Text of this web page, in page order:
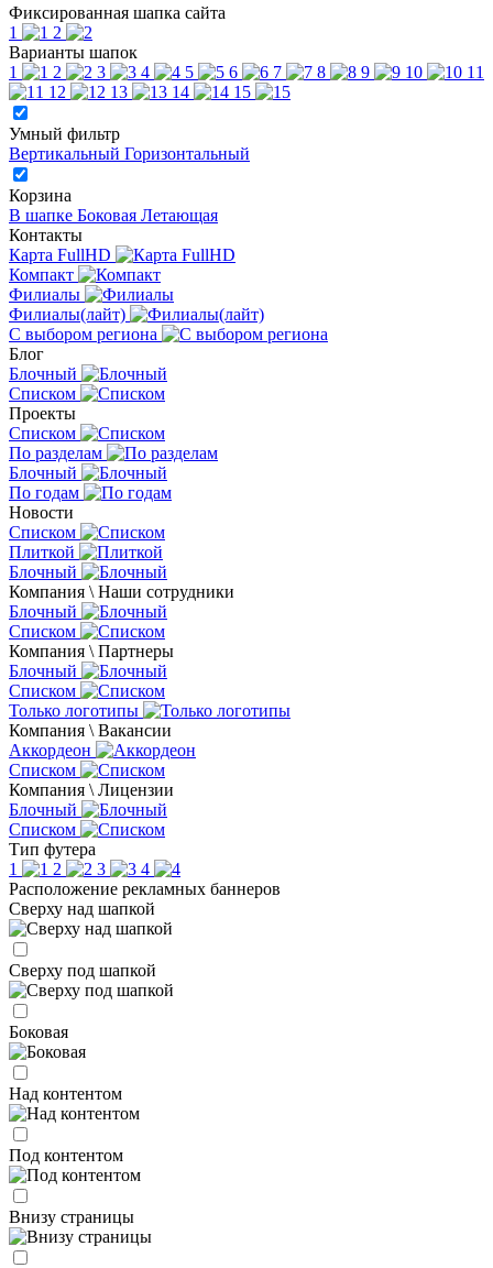
Фиксированная шапка сайта
1
2
Варианты шапок
1
2 3 4 5 6 7 8 9 10
11
12
13 14 15
Умный фильтр
Вертикальный Горизонтальный
Корзина
В шапке Боковая Летающая
Контакты
Карта FullHD
Компакт
Филиалы
Филиалы(лайт)
С выбором региона
Блог
Блочный
Списком
Проекты
Списком
По разделам
Блочный
По годам
Новости
Списком
Плиткой
Блочный
Компания \ Наши сотрудники
Блочный
Списком
Компания \ Партнеры
Блочный
Списком
Только логотипы
Компания \ Вакансии
Аккордеон
Списком
Компания \ Лицензии
Блочный
Списком
Тип футера
1
2 3
4
Расположение рекламных баннеров
Сверху над шапкой
Сверху под шапкой
Боковая
Над контентом
Под контентом
Внизу страницы